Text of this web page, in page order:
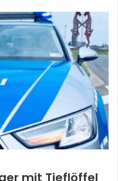
mit Tieflöffel